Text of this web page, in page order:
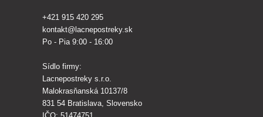
+421 915 420 295
kontakt@lacnepostreky.sk
Po - Pia 9:00 - 16:00
Sídlo firmy:
Lacnepostreky s.r.o.
Malokrasňanská 10137/8
831 54 Bratislava, Slovensko